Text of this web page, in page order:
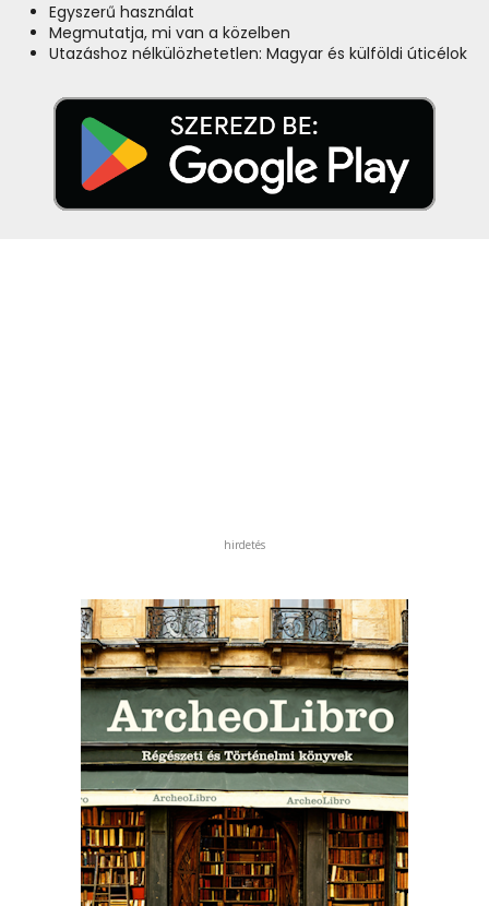
Egyszerű használat
Megmutatja, mi van a közelben
Utazáshoz nélkülözhetetlen: Magyar és külföldi úticélok
hirdetés